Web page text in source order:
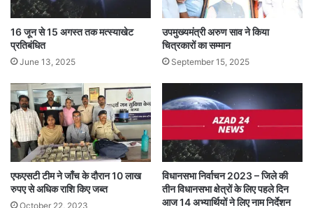
16 जून से 15 अगस्त तक मत्स्याखेट
प्रतिबंधित
June 13, 2025
उपमुख्यमंत्री अरुण साव ने किया
चित्रकारों का सम्मान
September 15, 2025
एफएसटी टीम ने जाँच के दौरान 10 लाख
रुपए से अधिक राशि किए जब्त
October 22, 2023
विधानसभा निर्वाचन 2023 – जिले की
तीन विधानसभा क्षेत्रों के लिए पहले दिन
आज 14 अभ्यार्थियों ने लिए नाम निर्देशन